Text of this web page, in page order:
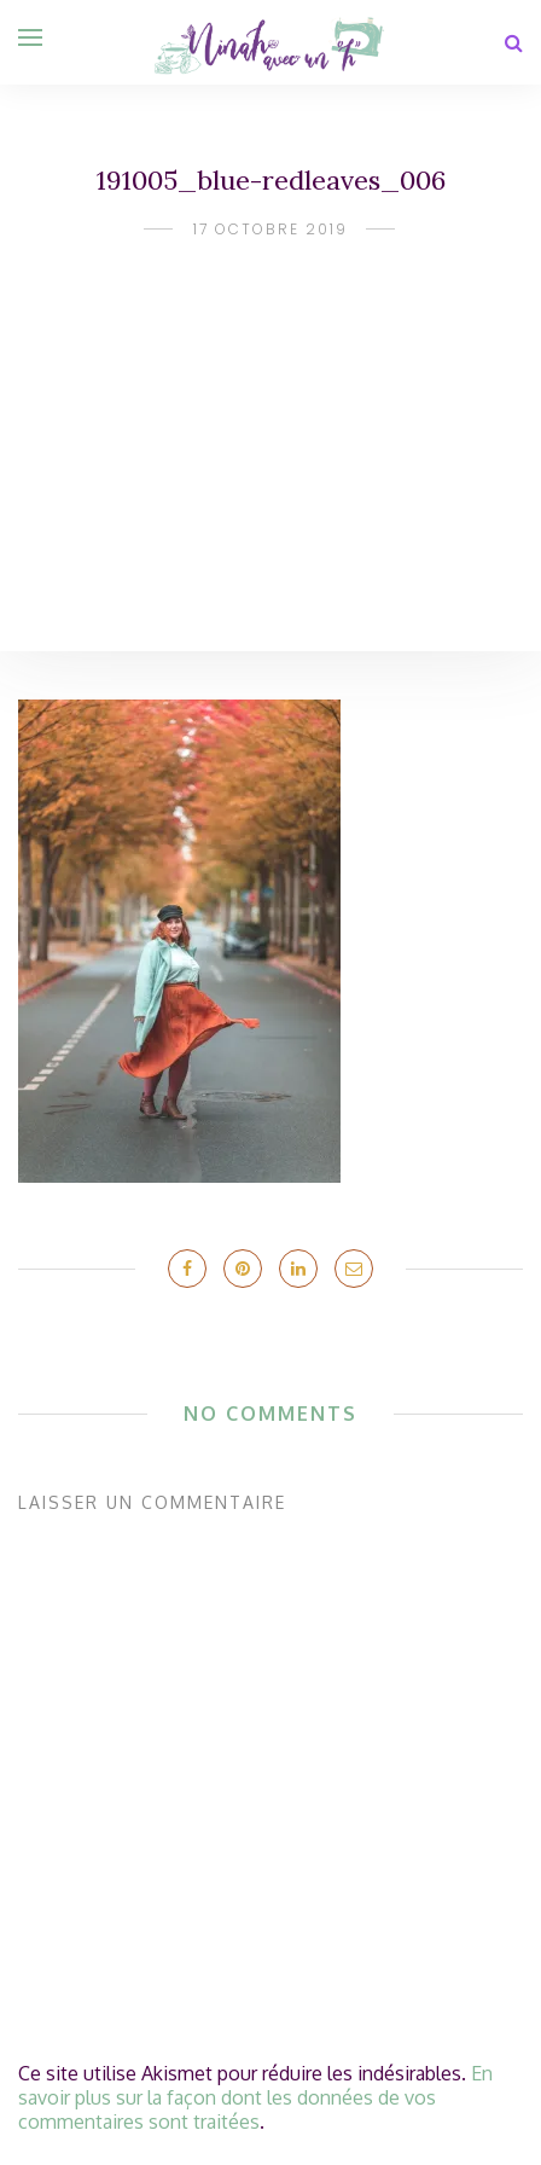
191005_blue-redleaves_006
17 OCTOBRE 2019
NO COMMENTS
LAISSER UN COMMENTAIRE
Ce site utilise Akismet pour réduire les indésirables. En
savoir plus sur la façon dont les données de vos
commentaires sont traitées.